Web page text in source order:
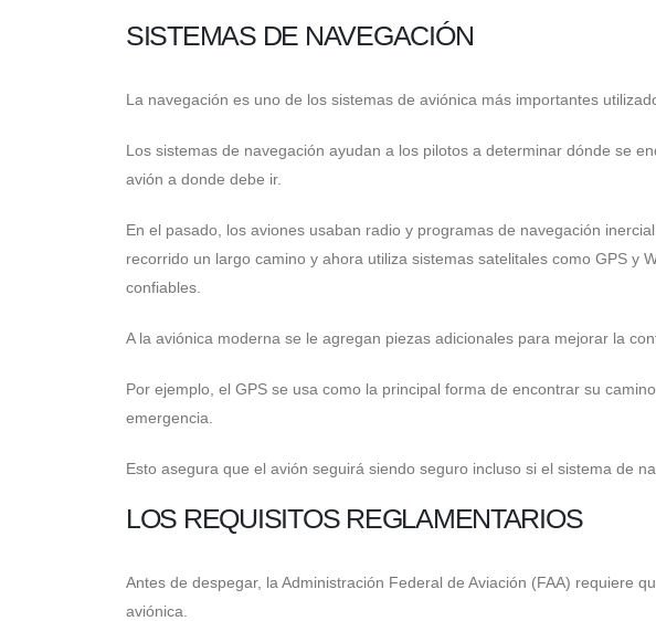
SISTEMAS DE NAVEGACIÓN
La navegación es uno de los sistemas de aviónica más importantes
Los sistemas de navegación ayudan a los pilotos a determinar dónde se
avión a donde debe ir.
En el pasado, los aviones usaban radio y programas de navegación
recorrido un largo camino y ahora utiliza sistemas satelitales como GPS y
confiables.
A la aviónica moderna se le agregan piezas adicionales para mejorar la
Por ejemplo, el GPS se usa como la principal forma de encontrar su
emergencia.
Esto asegura que el avión seguirá siendo seguro incluso si el sistema de
LOS REQUISITOS REGLAMENTARIOS
Antes de despegar, la Administración Federal de Aviación (FAA) requiere
aviónica.